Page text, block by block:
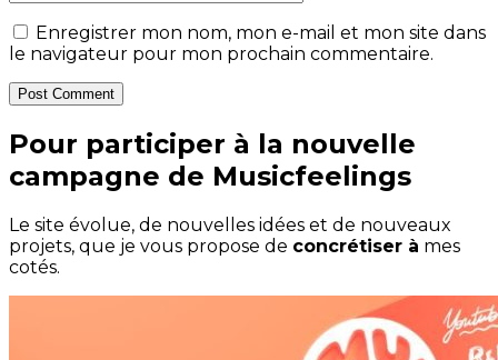
Enregistrer mon nom, mon e-mail et mon site dans
le navigateur pour mon prochain commentaire.
Post Comment
Pour participer à la nouvelle
campagne de Musicfeelings
Le site évolue, de nouvelles idées et de nouveaux
projets, que je vous propose de concrétiser à mes
cotés.